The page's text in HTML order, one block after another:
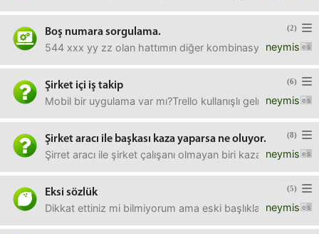
(2)
Boş numara sorgulama.
neymis
544 xxx yy zz olan hattımın diğer kombinasyonlarını da
(6)
Şirket içi iş takip
neymis
Mobil bir uygulama var mı?Trello kullanışlı gelmiyor, to
(8)
Şirket aracı ile başkası kaza yaparsa ne oluyor.
neymis
Şirret aracı ile şirket çalışanı olmayan biri kaza yaparsa
(5)
Eksi sözlük
neymis
Dikkat ettiniz mi bilmiyorum ama eski başlıklara yazılan